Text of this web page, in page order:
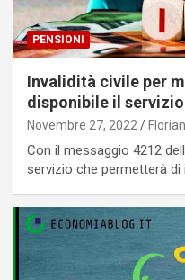
PENSIONI
Invalidità civile per
disponibile il
Novembre 27, 2022
Con il messaggio 4212
servizio che permetterà di